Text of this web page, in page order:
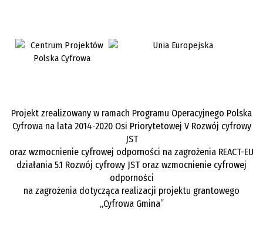
Projekt zrealizowany w ramach Programu Operacyjnego Polska
Cyfrowa na lata 2014-2020 Osi Priorytetowej V Rozwój cyfrowy
JST
oraz wzmocnienie cyfrowej odporności na zagrożenia REACT-EU
działania 5.1 Rozwój cyfrowy JST oraz wzmocnienie cyfrowej
odporności
na zagrożenia dotycząca realizacji projektu grantowego
„Cyfrowa Gmina”